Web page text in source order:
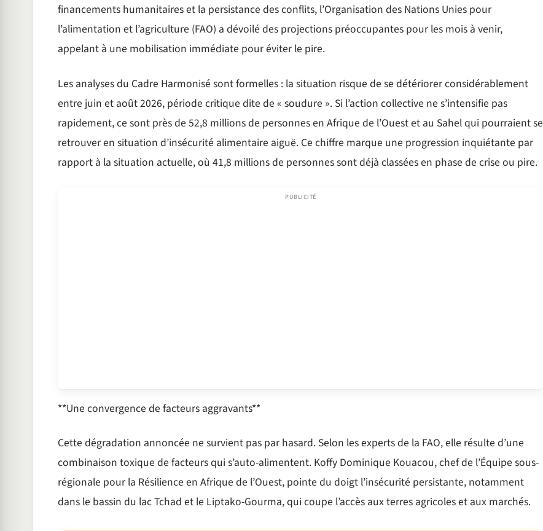
financements humanitaires et la persistance des conflits, l’Organisation des Nations Unies pour
l’alimentation et l’agriculture (FAO) a dévoilé des projections préoccupantes pour les mois à venir,
appelant à une mobilisation immédiate pour éviter le pire.
Les analyses du Cadre Harmonisé sont formelles : la situation risque de se détériorer considérablement
entre juin et août 2026, période critique dite de « soudure ». Si l’action collective ne s’intensifie pas
rapidement, ce sont près de 52,8 millions de personnes en Afrique de l’Ouest et au Sahel qui pourraient se
retrouver en situation d’insécurité alimentaire aiguë. Ce chiffre marque une progression inquiétante par
rapport à la situation actuelle, où 41,8 millions de personnes sont déjà classées en phase de crise ou pire.
**Une convergence de facteurs aggravants**
Cette dégradation annoncée ne survient pas par hasard. Selon les experts de la FAO, elle résulte d’une
combinaison toxique de facteurs qui s’auto-alimentent. Koffy Dominique Kouacou, chef de l’Équipe sous-
régionale pour la Résilience en Afrique de l’Ouest, pointe du doigt l’insécurité persistante, notamment
dans le bassin du lac Tchad et le Liptako-Gourma, qui coupe l’accès aux terres agricoles et aux marchés.